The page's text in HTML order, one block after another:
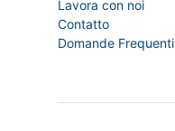
Lavora con noi
Contatto
Domande Frequenti